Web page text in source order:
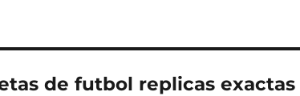
de futbol replicas exactas